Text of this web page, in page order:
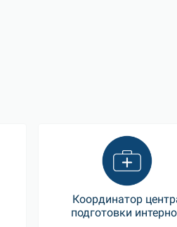
Координатор
подготовки